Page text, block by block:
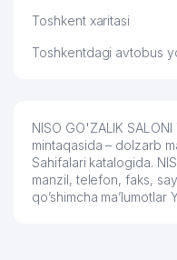
Toshkent xaritasi
Toshkentdagi avtobus
NISO GO'ZALIK
mintaqasida – dolzarb
Sahifalari katalogida.
manzil, telefon, faks,
qo’shimcha